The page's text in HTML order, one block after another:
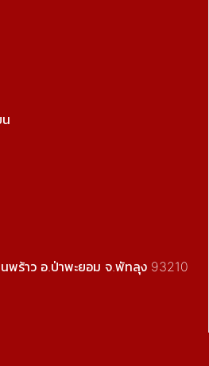
พร้าว อ.ป่าพะยอม จ.พัทลุง 93210